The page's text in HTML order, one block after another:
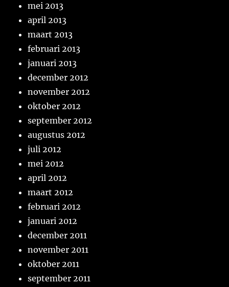
mei 2013
april 2013
maart 2013
februari 2013
januari 2013
december 2012
november 2012
oktober 2012
september 2012
augustus 2012
juli 2012
mei 2012
april 2012
maart 2012
februari 2012
januari 2012
december 2011
november 2011
oktober 2011
september 2011